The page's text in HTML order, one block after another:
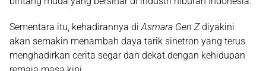
Sementara itu, kehadirannya di Asmara Gen Zdiyakini
akan semakin menambah daya tarik sinetron yang terus
menghadirkan cerita segar dan dekat dengan kehidupan